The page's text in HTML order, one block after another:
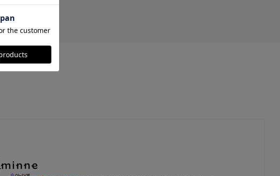
ット